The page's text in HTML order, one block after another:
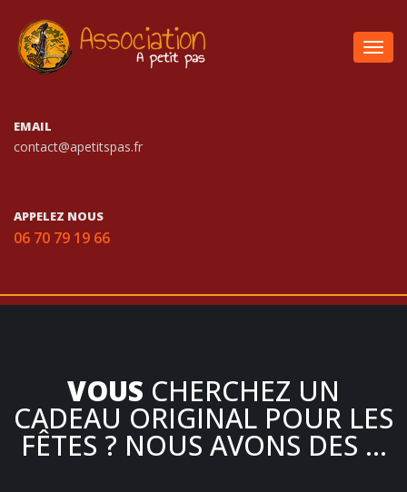
EMAIL
contact@apetitspas.fr
APPELEZ NOUS
06 70 79 19 66
VOUS CHERCHEZ UN
CADEAU ORIGINAL POUR LES
FÊTES ? NOUS AVONS DES …